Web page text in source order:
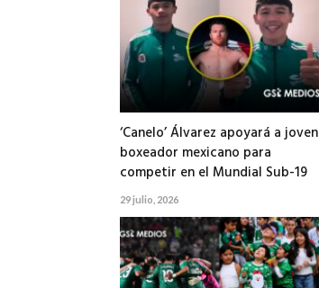
‘Canelo’ Álvarez apoyará a joven
boxeador mexicano para
competir en el Mundial Sub-19
29 julio, 2026